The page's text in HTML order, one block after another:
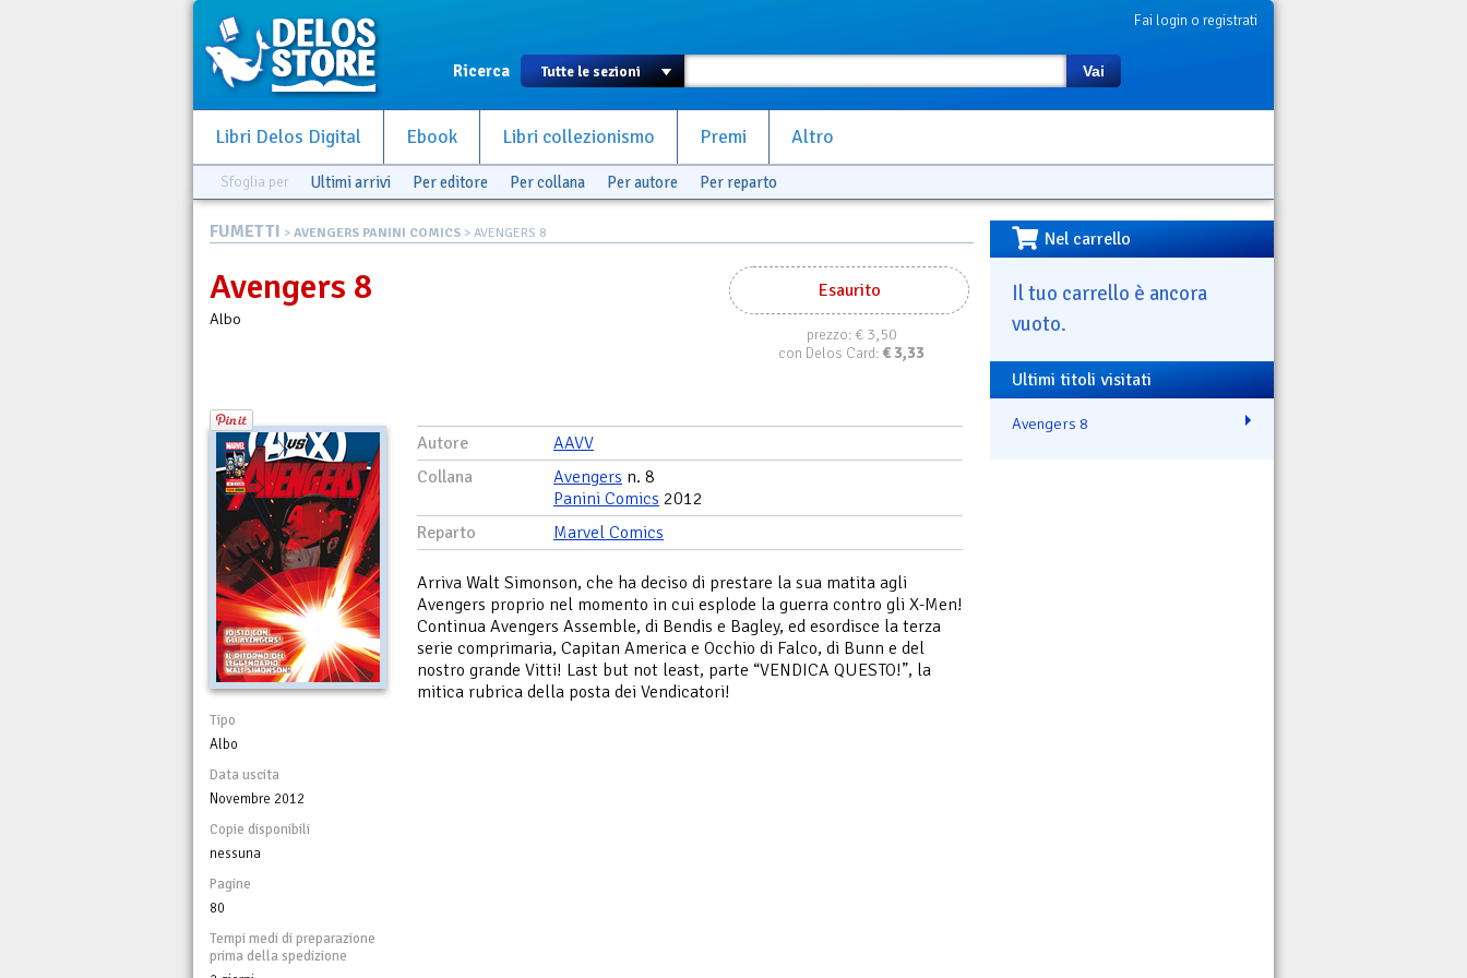
Fai login o registrati
Ricerca Vai
Libri Delos Digital Ebook Libri collezionismo Premi Altro
Sfoglia per Ultimi arrivi Per editore Per collana Per autore Per reparto
FUMETTI > AVENGERS PANINI COMICS > AVENGERS 8
Esaurito
prezzo:€ 3,50
con Delos Card: € 3,33
Avengers 8
Albo
Tipo
Albo
Data uscita
Novembre 2012
Copie disponibili
nessuna
Pagine
80
Tempi medi di preparazione
prima della spedizione
Autore
AAVV
Collana
Avengers n. 8
Panini Comics 2012
Reparto
Marvel Comics
Arriva Walt Simonson, che ha deciso di prestare la sua matita agli
Avengers proprio nel momento in cui esplode la guerra contro gli X-Men!
Continua Avengers Assemble, di Bendis e Bagley, ed esordisce la terza
serie comprimaria, Capitan America e Occhio di Falco, di Bunn e del
nostro grande Vitti! Last but not least, parte “VENDICA QUESTO!”, la
mitica rubrica della posta dei Vendicatori!
Nel carrello
Il tuo carrello è ancora
vuoto.
Ultimi titoli visitati
Avengers 8